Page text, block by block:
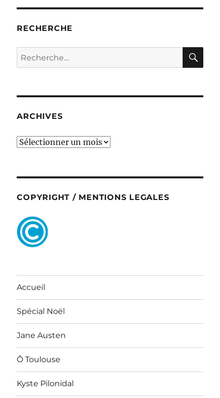
RECHERCHE
Recherche
pour :
ARCHIVES
ARCHIVES
COPYRIGHT / MENTIONS LEGALES
Accueil
Spécial Noël
Jane Austen
Ô Toulouse
Kyste Pilonidal